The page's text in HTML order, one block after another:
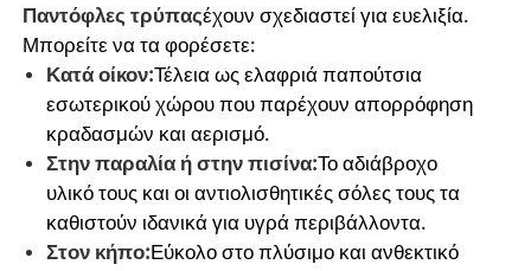
Παντόφλες τρύπαςέχουν σχεδιαστεί για ευελιξία.
Μπορείτε να τα φορέσετε:
Κατά οίκον:Τέλεια ως ελαφριά παπούτσια
εσωτερικού χώρου που παρέχουν απορρόφηση
κραδασμών και αερισμό.
Στην παραλία ή στην πισίνα:Το αδιάβροχο
υλικό τους και οι αντιολισθητικές σόλες τους τα
καθιστούν ιδανικά για υγρά περιβάλλοντα.
Στον κήπο:Εύκολο στο πλύσιμο και ανθεκτικό